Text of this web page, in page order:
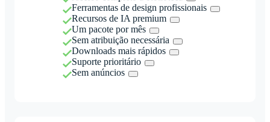
Ferramentas de design profissionais
Recursos de IA premium
Um pacote por mês
Sem atribuição necessária
Downloads mais rápidos
Suporte prioritário
Sem anúncios